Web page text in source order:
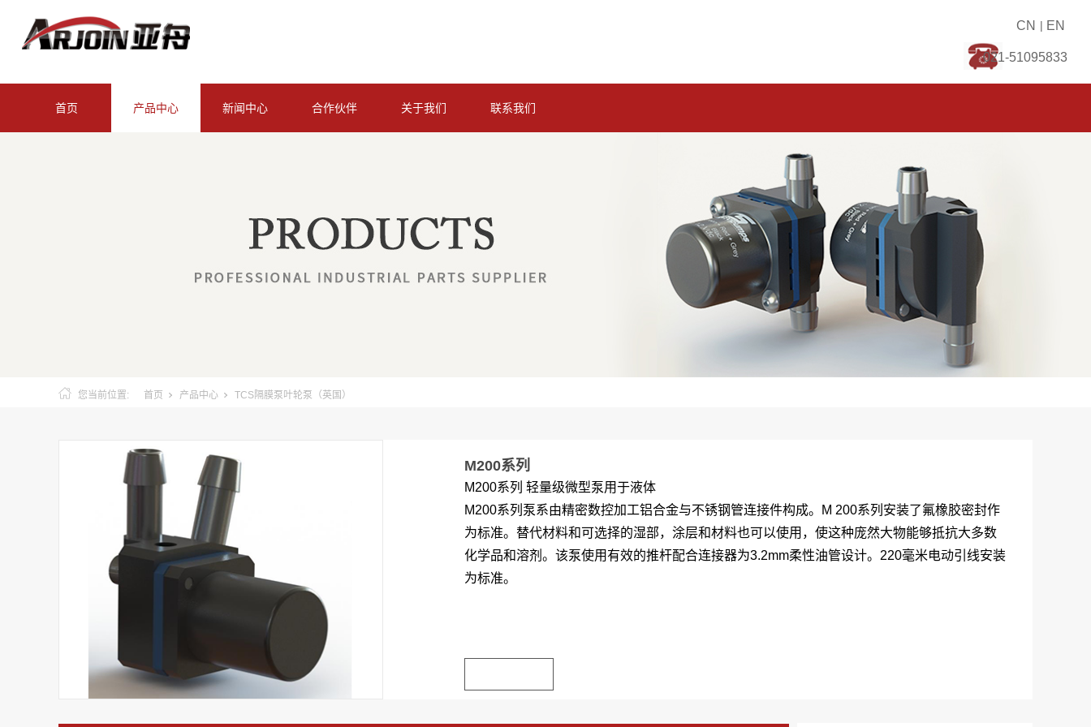
CN | EN
021-51095833
首页 产品中心 新闻中心 合作伙伴 关于我们 联系我们
您当前位置: 首页 产品中心 TCS隔膜泵叶轮泵（英国）
M200系列
M200系列 轻量级微型泵用于液体
M200系列泵系由精密数控加工铝合金与不锈钢管连接件构成。M 200系列安装了氟橡胶密封作
为标准。替代材料和可选择的湿部，涂层和材料也可以使用，使这种庞然大物能够抵抗大多数
化学品和溶剂。该泵使用有效的推杆配合连接器为3.2mm柔性油管设计。220毫米电动引线安装
为标准。